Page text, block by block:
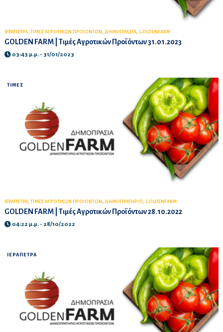
ΙΕΡΑΠΕΤΡΑ, ΤΙΜΕΣ ΑΓΡΟΤΙΚΩΝ ΠΡΟΙΟΝΤΩΝ , ΔΗΜΟΠΡΑΣΙΑ, GOLDENFARM
GOLDEN FARM | Τιμές Αγροτικών Προϊόντων 31.01.2023
03:43 μ.μ. - 31/01/2023
ΤΙΜΕΣ
ΙΕΡΑΠΕΤΡΑ, ΤΙΜΕΣ ΑΓΡΟΤΙΚΩΝ ΠΡΟΙΟΝΤΩΝ , ΔΗΜΟΠΡΑΤΗΡΙΟ, GOLDENFARM
GOLDEN FARM | Τιμές Αγροτικών Προϊόντων 28.10.2022
04:22 μ.μ. - 28/10/2022
ΙΕΡΑΠΕΤΡΑ